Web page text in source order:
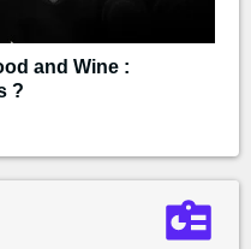
and Wine :
?